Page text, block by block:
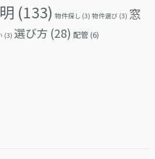
(133) 物件探し (3) 物件選び (3) 窓
(3) 選び方 (28) 配管(6)